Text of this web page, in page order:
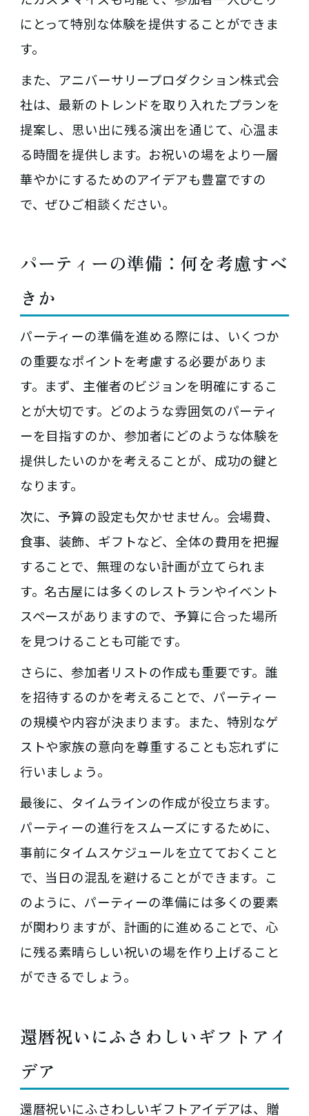
にとって特別な体験を提供することができま
す。
また、アニバーサリープロダクション株式会
社は、最新のトレンドを取り入れたプランを
提案し、思い出に残る演出を通じて、心温ま
る時間を提供します。お祝いの場をより一層
華やかにするためのアイデアも豊富ですの
で、ぜひご相談ください。
パーティーの準備：何を考慮すべ
きか
パーティーの準備を進める際には、いくつか
の重要なポイントを考慮する必要がありま
す。まず、主催者のビジョンを明確にするこ
とが大切です。どのような雰囲気のパーティ
ーを目指すのか、参加者にどのような体験を
提供したいのかを考えることが、成功の鍵と
なります。
次に、予算の設定も欠かせません。会場費、
食事、装飾、ギフトなど、全体の費用を把握
することで、無理のない計画が立てられま
す。名古屋には多くのレストランやイベント
スペースがありますので、予算に合った場所
を見つけることも可能です。
さらに、参加者リストの作成も重要です。誰
を招待するのかを考えることで、パーティー
の規模や内容が決まります。また、特別なゲ
ストや家族の意向を尊重することも忘れずに
行いましょう。
最後に、タイムラインの作成が役立ちます。
パーティーの進行をスムーズにするために、
事前にタイムスケジュールを立てておくこと
で、当日の混乱を避けることができます。こ
のように、パーティーの準備には多くの要素
が関わりますが、計画的に進めることで、心
に残る素晴らしい祝いの場を作り上げること
ができるでしょう。
還暦祝いにふさわしいギフトアイ
デア
還暦祝いにふさわしいギフトアイデアは、贈